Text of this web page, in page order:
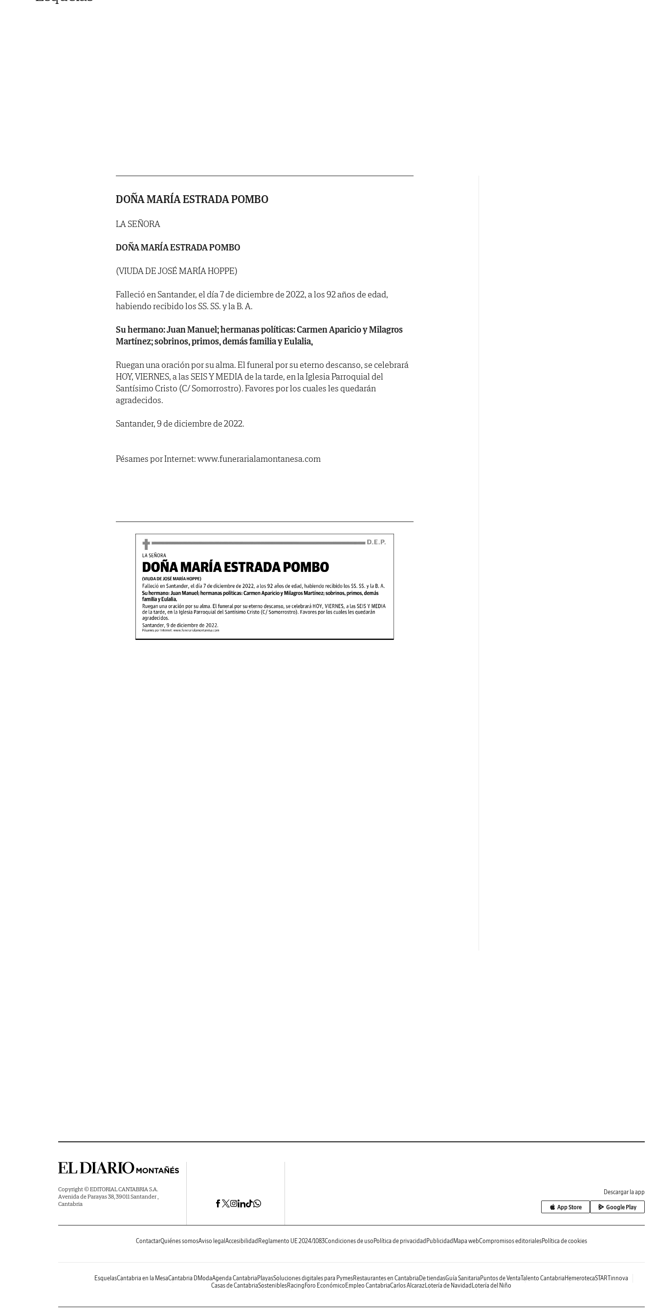
DOÑA MARÍA ESTRADA POMBO
LA SEÑORA
DOÑA MARÍA ESTRADA POMBO
(VIUDA DE JOSÉ MARÍA HOPPE)
Falleció en Santander, el día 7 de diciembre de 2022, a los 92 años de edad,
habiendo recibido los SS. SS. y la B. A.
Su hermano: Juan Manuel; hermanas políticas: Carmen Aparicio y Milagros
Martínez; sobrinos, primos, demás familia y Eulalia,
Ruegan una oración por su alma. El funeral por su eterno descanso, se celebrará
HOY, VIERNES, a las SEIS Y MEDIA de la tarde, en la Iglesia Parroquial del
Santísimo Cristo (C/ Somorrostro). Favores por los cuales les quedarán
agradecidos.
Santander, 9 de diciembre de 2022.
Pésames por Internet: www.funerarialamontanesa.com
Copyright © EDITORIAL CANTABRIA S.A.
Avenida de Parayas 38, 39011 Santander ,
Cantabria
Descargar la app
App Store Google Play
ContactarQuiénes somosAviso legal Accesibilidad Reglamento UE 2024/1083Condiciones de uso Política de privacidad Publicidad Mapa webCompromisos editorialesPolítica de cookies
EsquelasCantabria en la MesaCantabria DModaAgenda Cantabria PlayasSoluciones digitales para PymesRestaurantes en Cantabria De tiendasGuía Sanitaria Puntos de VentaTalento Cantabria HemerotecaSTARTinnova
Casas de CantabriaSosteniblesRacing Foro Económico Empleo CantabriaCarlos AlcarazLotería de Navidad Lotería del Niño